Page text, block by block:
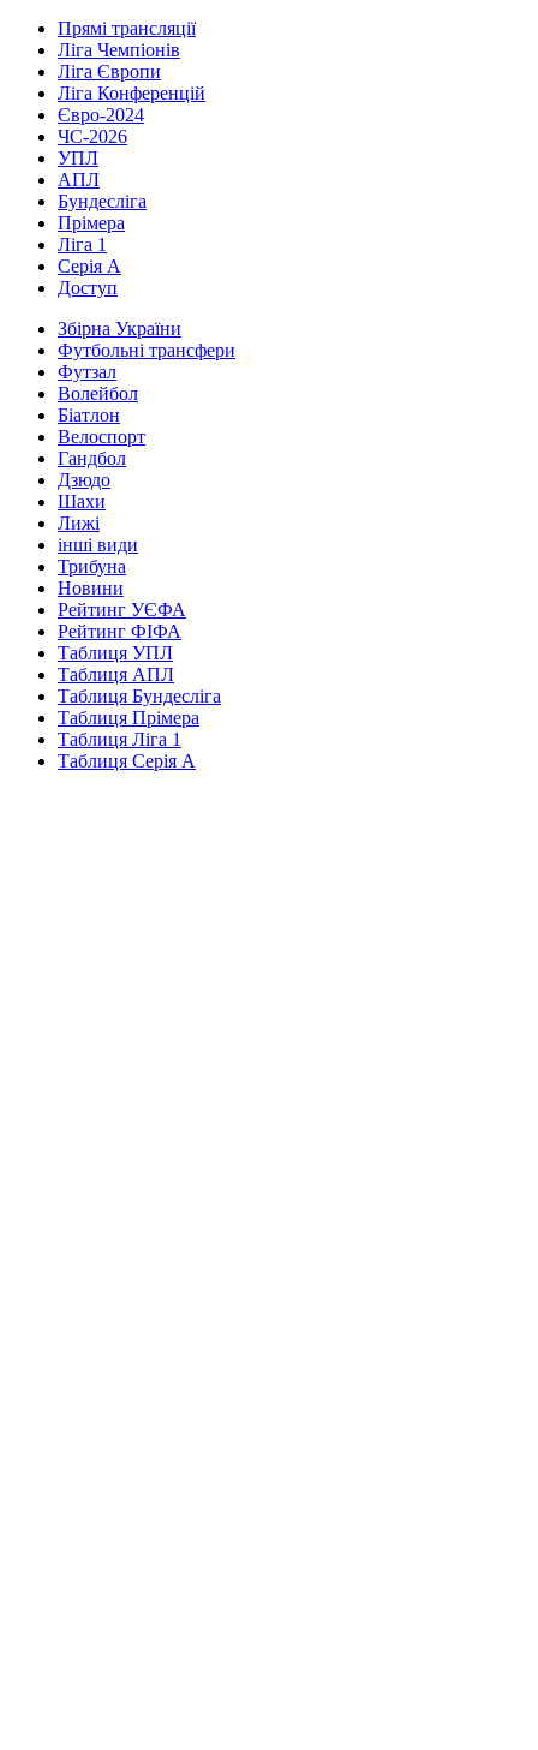
Прямі трансляції
Ліга Чемпіонів
Ліга Європи
Ліга Конференцій
Євро-2024
ЧС-2026
УПЛ
АПЛ
Бундесліга
Прімера
Ліга 1
Серія А
Доступ
Збірна України
Футбольні трансфери
Футзал
Волейбол
Біатлон
Велоспорт
Гандбол
Дзюдо
Шахи
Лижі
інші види
Трибуна
Новини
Рейтинг УЄФА
Рейтинг ФІФА
Таблиця УПЛ
Таблиця АПЛ
Таблиця Бундесліга
Таблиця Прімера
Таблиця Ліга 1
Таблиця Серія А